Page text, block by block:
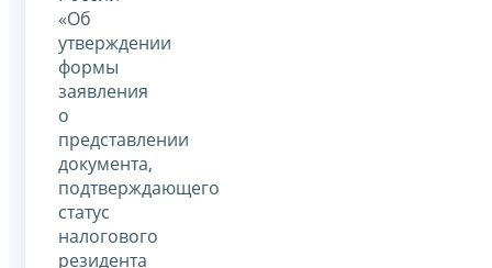
«Об
утверждении
формы
заявления
о
представлении
документа,
подтверждающего
статус
налогового
резидента